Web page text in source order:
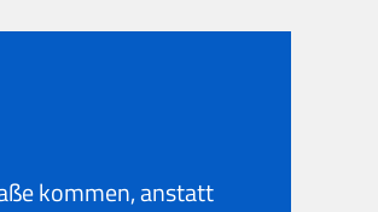
kommen, anstatt